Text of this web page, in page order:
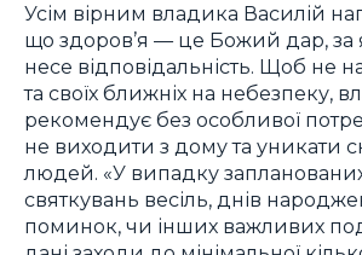
Усім вірним владика Василій
що здоров’я — це Божий дар, за
несе відповідальність. Щоб не
та своїх ближніх на небезпеку,
рекомендує без особливої
не виходити з дому та уникати
людей. «У випадку
святкувань весіль, днів
поминок, чи інших важливих